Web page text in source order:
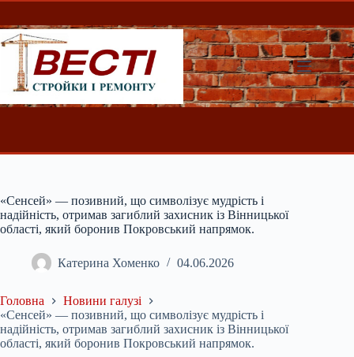
Перейти
вмісту
«Сенсей» — позивний, що символізує мудрість і
надійність, отримав загиблий захисник із Вінницької
області, який боронив Покровський напрямок.
Катерина Хоменко 04.06.2026
Головна
Новини галузі
«Сенсей» — позивний, що символізує мудрість і
надійність, отримав загиблий захисник із Вінницької
області, який боронив Покровський напрямок.